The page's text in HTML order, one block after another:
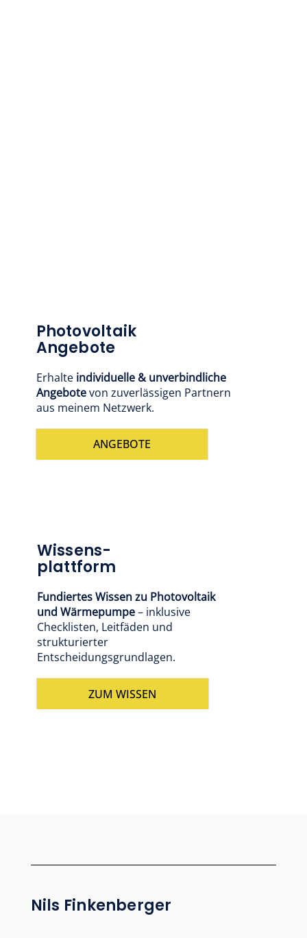
Photovoltaik
Angebote
Erhalte individuelle & unverbindliche
Angebotevon zuverlässigen Partnern
aus meinem Netzwerk.
ANGEBOTE
Wissens-
plattform
Fundiertes Wissen zu Photovoltaik
und Wärmepumpe– inklusive
Checklisten, Leitfäden und
strukturierter
Entscheidungsgrundlagen.
ZUM WISSEN
Nils Finkenberger